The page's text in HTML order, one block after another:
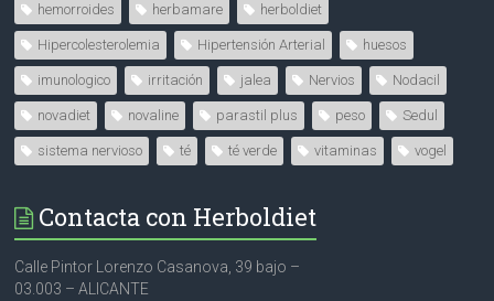
hemorroides herbamare herboldiet
Hipercolesterolemia Hipertensión Arterial huesos
imunologico irritación jalea Nervios Nodacil
novadiet novaline parastil plus peso Sedul
sistema nervioso té té verde vitaminas vogel
Contacta con Herboldiet
Calle Pintor Lorenzo Casanova, 39 bajo –
03.003 – ALICANTE